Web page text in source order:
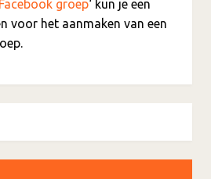
groep‘ kun je een
voor het aanmaken van een